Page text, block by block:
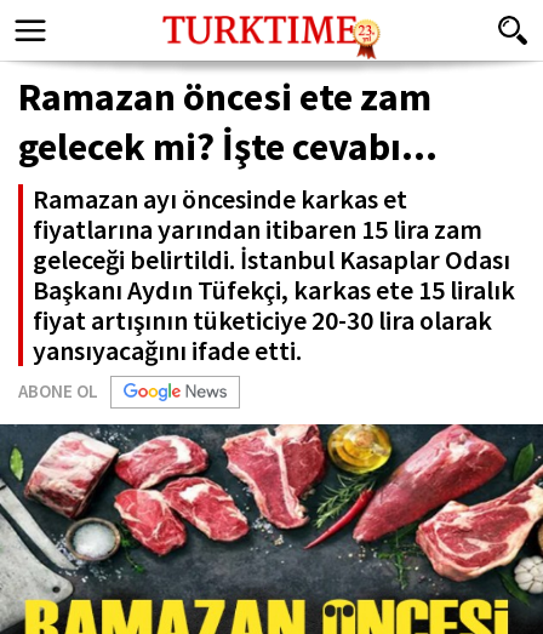
Ramazan öncesi ete zam
gelecek mi? İşte cevabı...
Ramazan ayı öncesinde karkas et
fiyatlarına yarından itibaren 15 lira zam
geleceği belirtildi. İstanbul Kasaplar Odası
Başkanı Aydın Tüfekçi, karkas ete 15 liralık
fiyat artışının tüketiciye 20-30 lira olarak
yansıyacağını ifade etti.
ABONE OL